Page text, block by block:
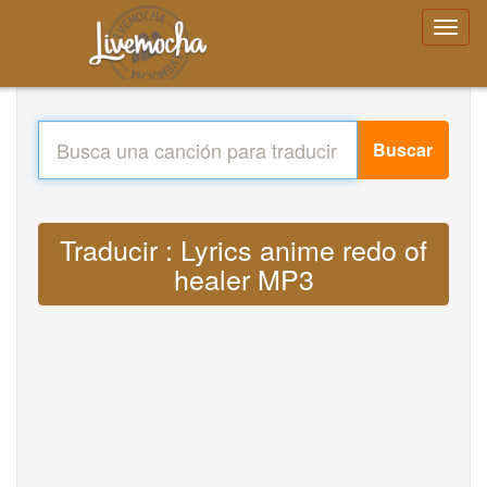
Buscar
Traducir : Lyrics anime redo of
healer MP3